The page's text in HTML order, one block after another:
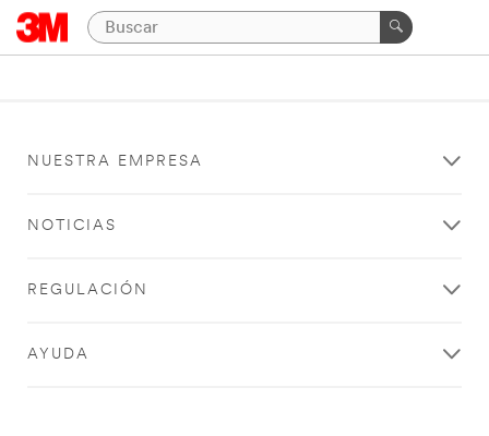
NUESTRA EMPRESA
NOTICIAS
REGULACIÓN
AYUDA